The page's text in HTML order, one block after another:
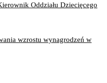
Oddziału Dziecięcego
wzrostu wynagrodzeń w